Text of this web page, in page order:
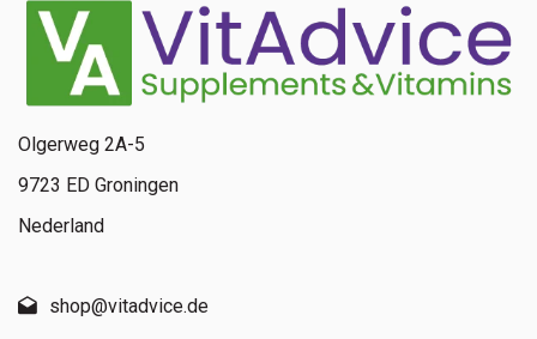
Olgerweg 2A-5
9723 ED Groningen
Nederland
shop@vitadvice.de